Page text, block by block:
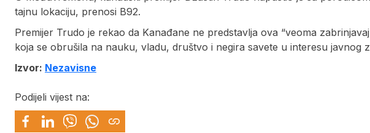
tajnu lokaciju, prenosi B92.
Premijer Trudo je rekao da Kanađane ne predstavlja ova “veoma
koja se obrušila na nauku, vladu, društvo i negira savete u interesu javnog
Izvor: Nezavisne
Podijeli vijest na: